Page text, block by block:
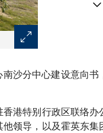
中联办教育科
沙分中心建设意向书
港特别行政区联络办
领导，以及霍英东集